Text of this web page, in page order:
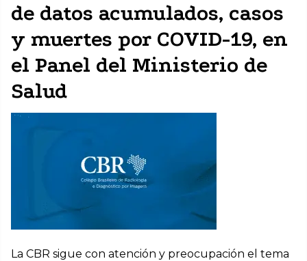
de datos acumulados, casos
y muertes por COVID-19, en
el Panel del Ministerio de
Salud
La CBR sigue con atención y preocupación el tema